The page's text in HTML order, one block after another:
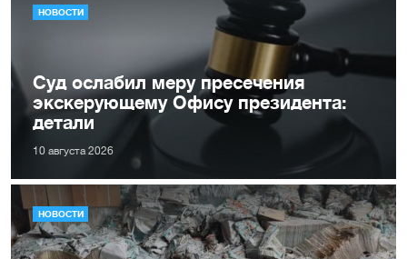
НОВОСТИ
Суд ослабил меру пресечения
экскерующему Офису президента:
детали
10 августа 2026
НОВОСТИ